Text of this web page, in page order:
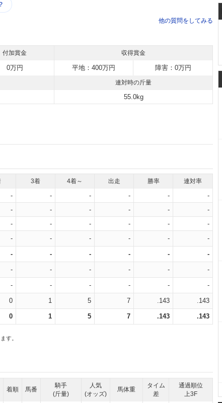
他の質問をしてみる
付加賞金 収得賞金
0万円 平地：400万円 障害：0万円
連対時の斤量
55.0kg
3着 4着～ 出走 勝率 連対率
- - - - -
-
- - - - -
-
- - - - -
-
- - - - - -
- - - - - -
- - - - - -
- - - - - -
0 1 5 7 .143 .143
0 1 5 7 .143 .143
す。
着順 馬番
騎手
(斤量)
人気
(オッズ)
馬体重
タイム
差
通過順位
上3F